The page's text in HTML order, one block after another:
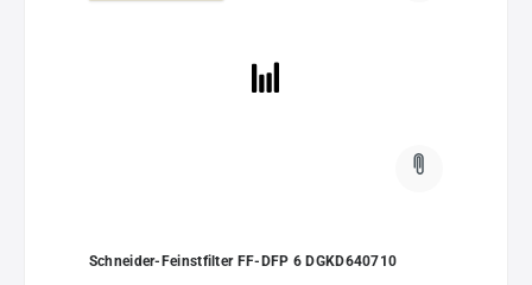
Schneider-Feinstfilter FF-DFP 6 DGKD640710